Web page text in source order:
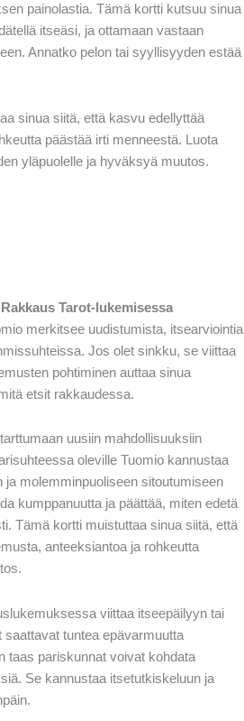
painolastia. Tämä kortti kutsuu sinua
itseäsi, ja ottamaan vastaan
Annatko pelon tai syyllisyyden estää
sinua siitä, että kasvu edellyttää
päästää irti menneestä. Luota
yläpuolelle ja hyväksyä muutos.
Tarot-lukemisessa
merkitsee uudistumista, itsearviointia
Jos olet sinkku, se viittaa
pohtiminen auttaa sinua
etsit rakkaudessa.
uusiin mahdollisuuksiin
oleville Tuomio kannustaa
ja molemminpuoliseen sitoutumiseen
kumppanuutta ja päättää, miten edetä
Tämä kortti muistuttaa sinua siitä, että
anteeksiantoa ja rohkeutta
viittaa itseepäilyyn tai
tuntea epävarmuutta
taas pariskunnat voivat kohdata
Se kannustaa itsetutkiskeluun ja